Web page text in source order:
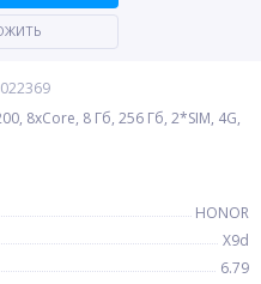
8xCore, 8 Гб, 256 Гб, 2*SIM, 4G,
HONOR
X9d
6.79